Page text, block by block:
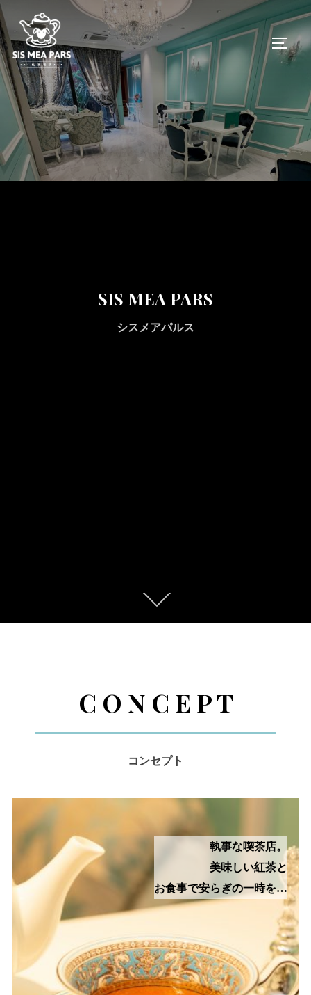
コ
ン
テ
ン
ツ
キ
ッ
プ
サイド
SIS MEA PARS
シスメアパルス
文
ク
ー
ル
C O N C E P T
コンセプト
執事な喫茶店。
美味しい紅茶と
お食事で安らぎの一時を…